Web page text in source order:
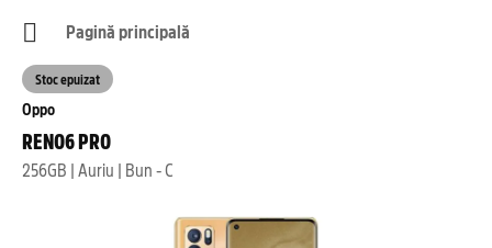
Pagină principală
Oppo
RENO6 PRO
256GB | Auriu | Bun - C
Stoc epuizat